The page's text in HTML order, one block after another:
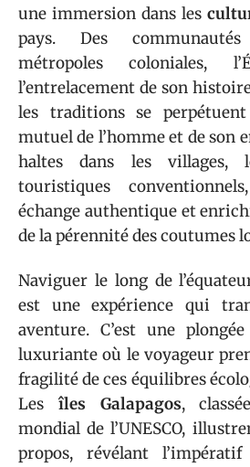
une immersion dans les
pays. Des
métropoles coloniales,
l’entrelacement de son
les traditions se
mutuel de l’homme et de son
haltes dans les villages,
touristiques
échange authentique et
de la pérennité des coutumes
Naviguer le long de
est une expérience qui
aventure. C’est une
luxuriante où le voyageur
fragilité de ces équilibres
Les îles Galapagos,
mondial de l’UNESCO,
propos, révélant